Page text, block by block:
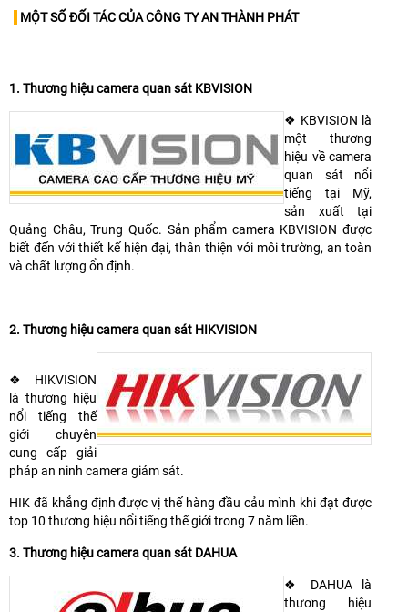
MỘT SỐ ĐỐI TÁC CỦA CÔNG TY AN THÀNH PHÁT
1. Thương hiệu camera quan sát KBVISION
❖ KBVISION là
một thương
hiệu về camera
quan sát nổi
tiếng tại Mỹ,
sản xuất tại
Quảng Châu, Trung Quốc. Sản phẩm camera KBVISION được
biết đến với thiết kế hiện đại, thân thiện với môi trường, an toàn
và chất lượng ổn định.
2. Thương hiệucameraquan sát HIKVISION
❖ HIKVISION
là thương hiệu
nổi tiếng thế
giới chuyên
cung cấp giải
pháp an ninh camera giám sát.
HIK đã khẳng định được vị thế hàng đầu cảu mình khi đạt được
top 10 thương hiệu nổi tiếng thế giới trong 7 năm liền.
3. Thương hiệucameraquan sát DAHUA
❖ DAHUA là
thương hiệu